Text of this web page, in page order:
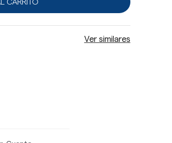
CARRITO
Ver similares